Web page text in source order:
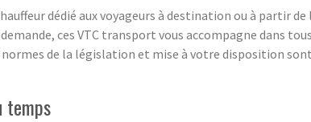
dédié aux voyageurs à destination ou à partir
ces VTC transport vous accompagne dans
normes de la législation et mise à votre disposition
temps